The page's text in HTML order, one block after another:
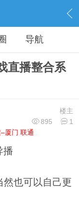
导航
直播整合系
楼主
895
1
厦门 联通
播
然也可以自己更